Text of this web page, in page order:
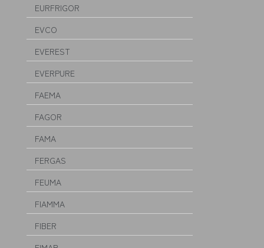
EURFRIGOR
EVCO
EVEREST
EVERPURE
FAEMA
FAGOR
FAMA
FERGAS
FEUMA
FIAMMA
FIBER